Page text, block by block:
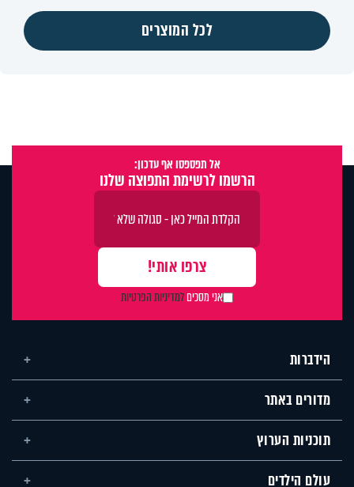
לכל המוצרים
אל תפספסו אף עדכון:
הרשמו לרשימת התפוצה שלנו
אני מסכיםלמדיניות הפרטיות
הידברות
מדורים באתר
תוכניות הערוץ
עולם הילדים